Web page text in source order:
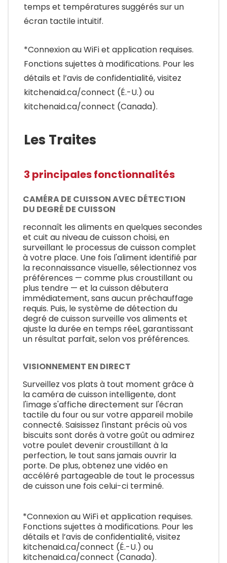
temps et températures suggérés sur un
écran tactile intuitif.
*Connexion au WiFi et application requises.
Fonctions sujettes à modifications. Pour les
détails et l’avis de confidentialité, visitez
kitchenaid.ca/connect (É.-U.) ou
kitchenaid.ca/connect (Canada).
Les Traites
3 principales fonctionnalités
CAMÉRA DE CUISSON AVEC DÉTECTION
DU DEGRÉ DE CUISSON
reconnaît les aliments en quelques secondes
et cuit au niveau de cuisson choisi, en
surveillant le processus de cuisson complet
à votre place. Une fois l'aliment identifié par
la reconnaissance visuelle, sélectionnez vos
préférences — comme plus croustillant ou
plus tendre — et la cuisson débutera
immédiatement, sans aucun préchauffage
requis. Puis, le système de détection du
degré de cuisson surveille vos aliments et
ajuste la durée en temps réel, garantissant
un résultat parfait, selon vos préférences.
VISIONNEMENT EN DIRECT
Surveillez vos plats à tout moment grâce à
la caméra de cuisson intelligente, dont
l'image s'affiche directement sur l'écran
tactile du four ou sur votre appareil mobile
connecté. Saisissez l'instant précis où vos
biscuits sont dorés à votre goût ou admirez
votre poulet devenir croustillant à la
perfection, le tout sans jamais ouvrir la
porte. De plus, obtenez une vidéo en
accéléré partageable de tout le processus
de cuisson une fois celui-ci terminé.
*Connexion au WiFi et application requises.
Fonctions sujettes à modifications. Pour les
détails et l’avis de confidentialité, visitez
kitchenaid.ca/connect (É.-U.) ou
kitchenaid.ca/connect (Canada).